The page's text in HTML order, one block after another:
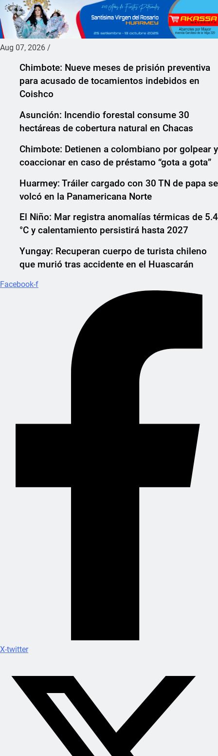
Aug 07, 2026 /
Chimbote: Nueve meses de prisión preventiva
para acusado de tocamientos indebidos en
Coishco
Asunción: Incendio forestal consume 30
hectáreas de cobertura natural en Chacas
Chimbote: Detienen a colombiano por golpear y
coaccionar en caso de préstamo “gota a gota”
Huarmey: Tráiler cargado con 30 TN de papa se
volcó en la Panamericana Norte
El Niño: Mar registra anomalías térmicas de 5.4
°C y calentamiento persistirá hasta 2027
Yungay: Recuperan cuerpo de turista chileno
que murió tras accidente en el Huascarán
Facebook-f
X-twitter